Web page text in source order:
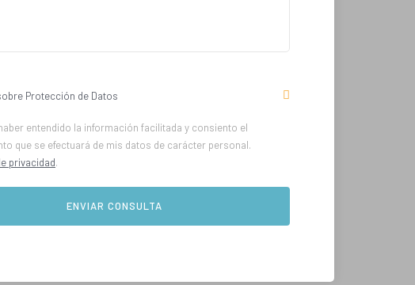
Protección de Datos
entendido la información facilitada y consiento el
que se efectuará de mis datos de carácter personal.
privacidad.